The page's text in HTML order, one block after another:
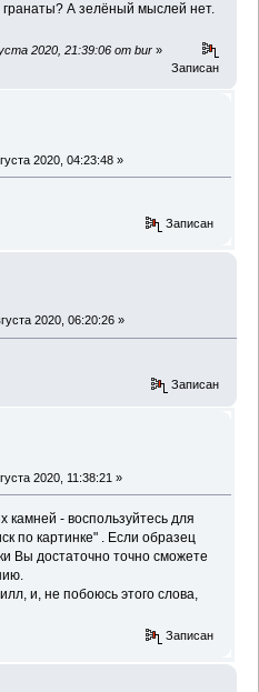
А зелёный мыслей нет.
2020, 21:39:06 от bur »
Записан
2020, 04:23:48 »
Записан
2020, 06:20:26 »
Записан
2020, 11:38:21 »
камней - воспользуйтесь для
по картинке" . Если образец
Вы достаточно точно сможете
и, не побоюсь этого слова,
Записан